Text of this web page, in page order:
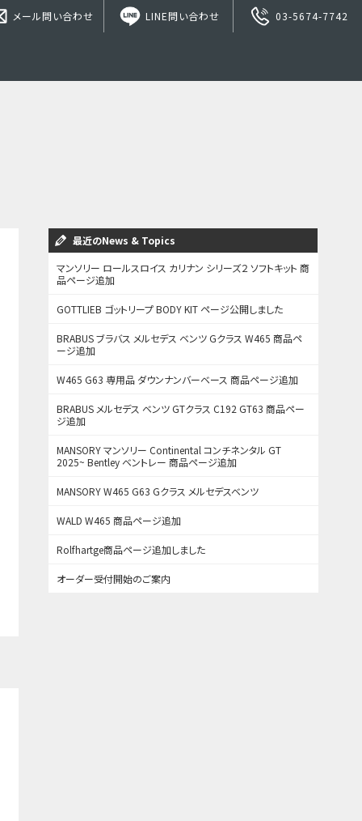
メール問い合わせ LINE問い合わせ 03-5674-7742
最近のNews & Topics
マンソリー ロールスロイス カリナン シリーズ２ ソフトキット 商
品ページ追加
GOTTLIEB ゴットリープ BODY KIT ページ公開しました
BRABUS ブラバス メルセデス ベンツ Gクラス W465 商品ペ
ージ追加
W465 G63 専用品 ダウンナンバーベース 商品ページ追加
BRABUS メルセデス ベンツ GTクラス C192 GT63 商品ペー
ジ追加
MANSORY マンソリー Continental コンチネンタル GT
2025~ Bentley ベントレー 商品ページ追加
MANSORY W465 G63 Gクラス メルセデスベンツ
WALD W465 商品ページ追加
Rolfhartge商品ページ追加しました
オーダー受付開始のご案内